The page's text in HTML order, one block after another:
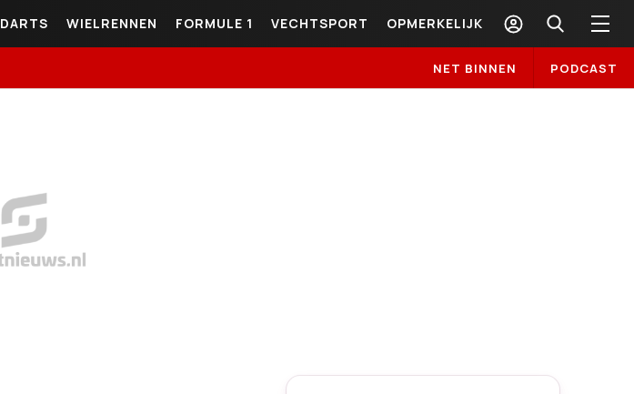
DARTS WIELRENNEN FORMULE 1 VECHTSPORT OPMERKELIJK
NET BINNEN PODCAST